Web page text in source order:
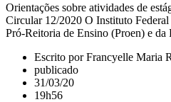
Orientações sobre atividades de
Circular 12/2020 O Instituto
Pró-Reitoria de Ensino (Proen) e da
Escrito por Francyelle Maria
publicado
31/03/20
19h56